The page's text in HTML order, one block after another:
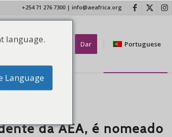
+254 71 276 7300 | info@aeafrica.org
Contate-nos Dar Portuguese
da AEA, é nomeado
language.
Language